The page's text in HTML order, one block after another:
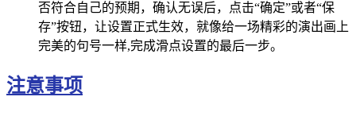
否符合自己的预期，确认无误后，点击“确定”或者“保
存”按钮，让设置正式生效，就像给一场精彩的演出画上
完美的句号一样,完成滑点设置的最后一步。
注意事项